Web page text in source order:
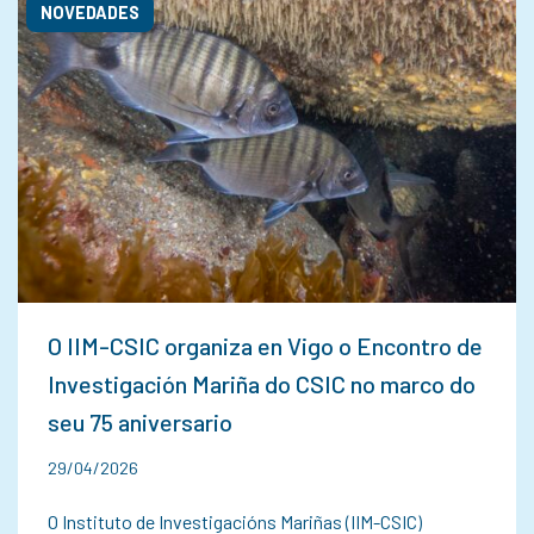
O IIM-CSIC organiza en Vigo o Encontro de
Investigación Mariña do CSIC no marco do
seu 75 aniversario
NOVEDADES
29/04/2026
O Instituto de Investigacións Mariñas (IIM-CSIC)